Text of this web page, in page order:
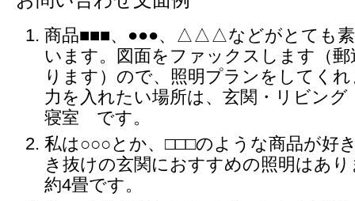
商品■■■、●●●、△△△などがとても素
います。図面をファックスします（
ります）ので、照明プランをしてく
力を入れたい場所は、玄関・リビン
寝室 です。
私は○○○とか、□□□のような商品が好
き抜けの玄関におすすめの照明はあ
約4畳です。